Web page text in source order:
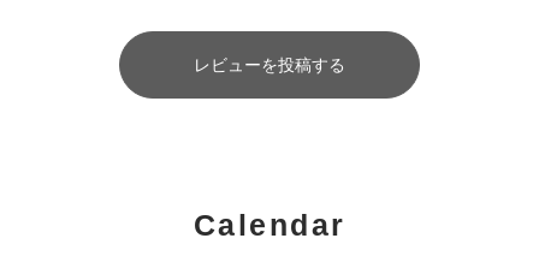
レビューを投稿する
Calendar